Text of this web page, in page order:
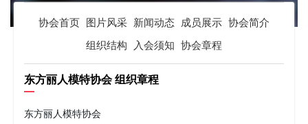
协会首页 图片风采 新闻动态 成员展示 协会简介
组织结构
入会须知 协会章程
东方丽人模特协会 组织章程
东方丽人模特协会